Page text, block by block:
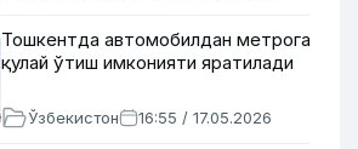
Тошкентда автомобилдан метрога
қулай ўтиш имконияти яратилади
Ўзбекистон 16:55 / 17.05.2026